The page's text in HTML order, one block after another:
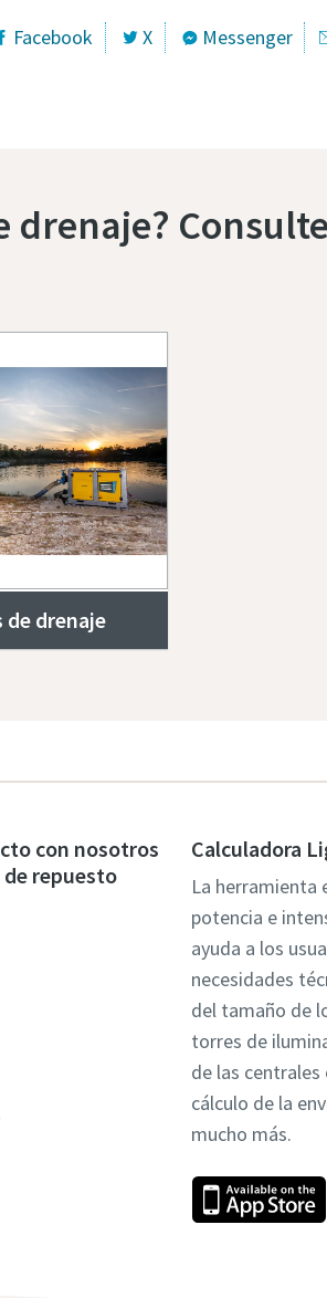
Facebook X Messenger
drenaje?
de drenaje
con nosotros
de repuesto
Calculadora
La herramienta
potencia e
ayuda a los
necesidades
del tamaño de
torres de
de las
cálculo de la
mucho más.